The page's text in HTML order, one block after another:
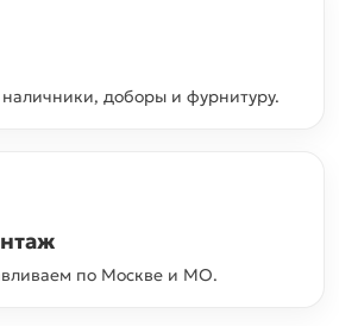
доборы и фурнитуру.
по Москве и МО.